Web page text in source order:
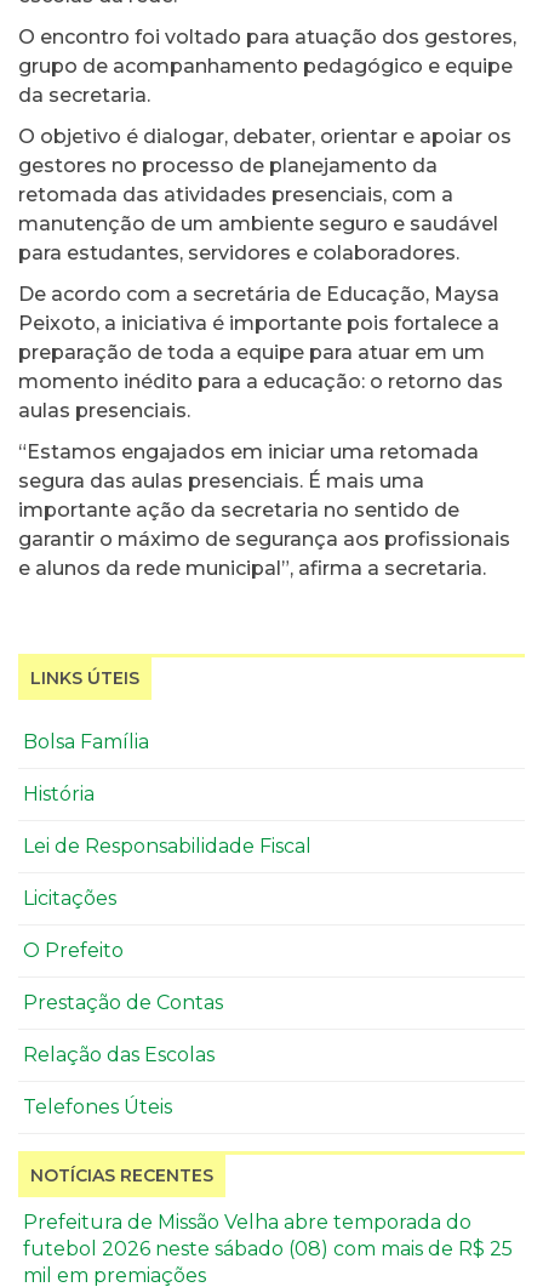
O encontro foi voltado para atuação dos gestores,
grupo de acompanhamento pedagógico e equipe
da secretaria.
O objetivo é dialogar, debater, orientar e apoiar os
gestores no processo de planejamento da
retomada das atividades presenciais, com a
manutenção de um ambiente seguro e saudável
para estudantes, servidores e colaboradores.
De acordo com a secretária de Educação, Maysa
Peixoto, a iniciativa é importante pois fortalece a
preparação de toda a equipe para atuar em um
momento inédito para a educação: o retorno das
aulas presenciais.
“Estamos engajados em iniciar uma retomada
segura das aulas presenciais. É mais uma
importante ação da secretaria no sentido de
garantir o máximo de segurança aos profissionais
e alunos da rede municipal”, afirma a secretaria.
LINKS ÚTEIS
Bolsa Família
História
Lei de Responsabilidade Fiscal
Licitações
O Prefeito
Prestação de Contas
Relação das Escolas
Telefones Úteis
NOTÍCIAS RECENTES
Prefeitura de Missão Velha abre temporada do
futebol 2026 neste sábado (08) com mais de R$ 25
mil em premiações